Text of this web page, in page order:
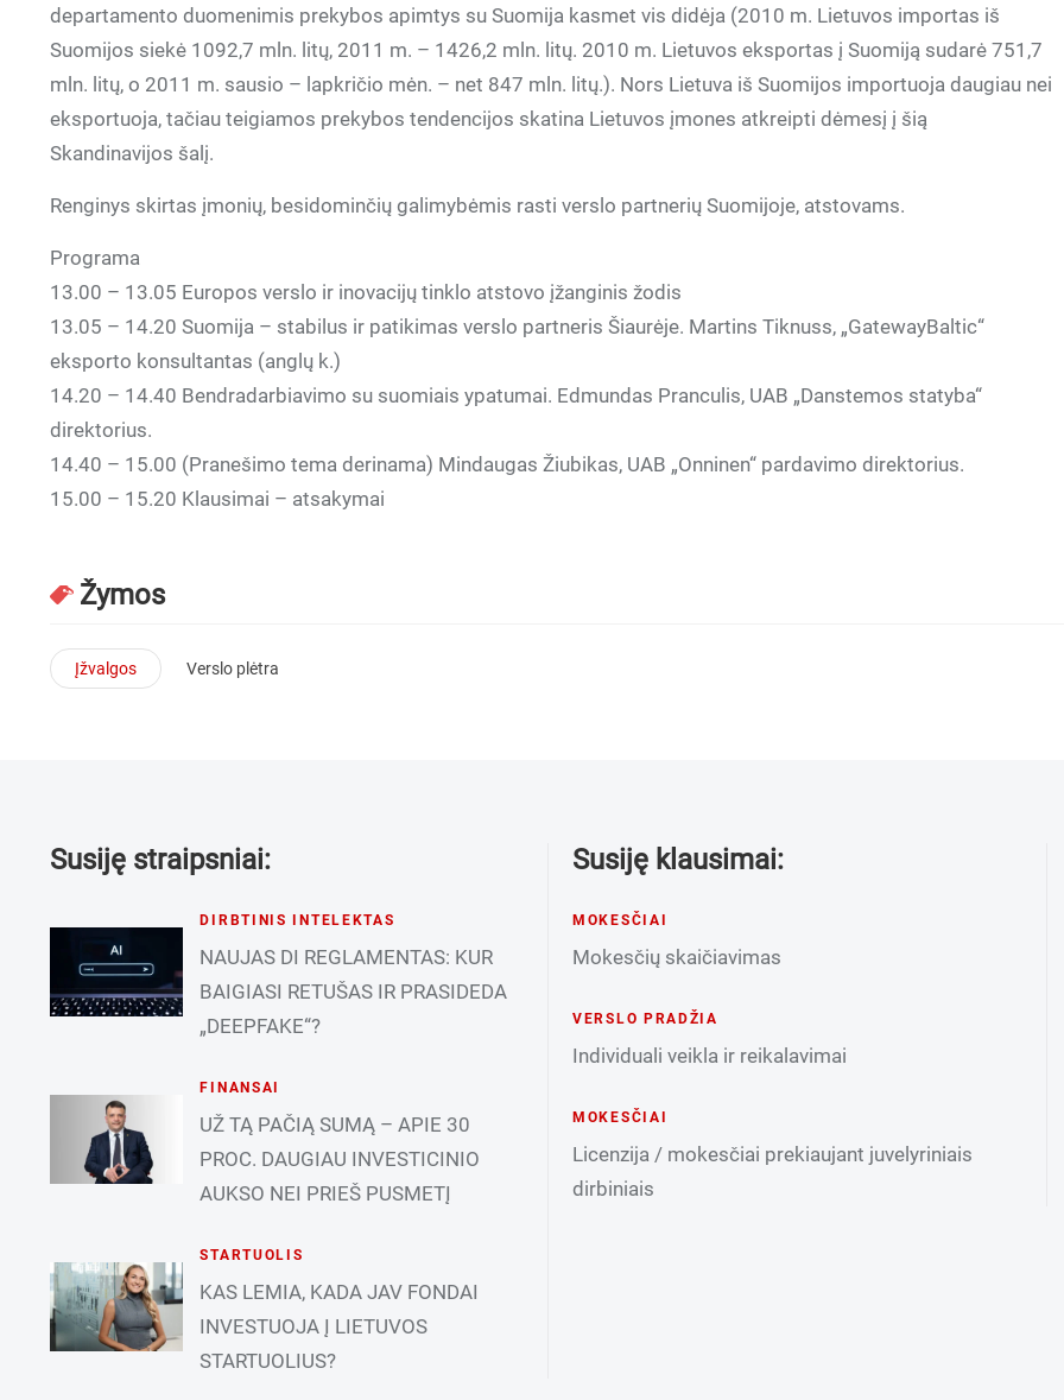
departamento duomenimis prekybos apimtys su Suomija kasmet vis didėja (2010 m. Lietuvos importas iš
Suomijos siekė 1092,7 mln. litų, 2011 m. – 1426,2 mln. litų. 2010 m. Lietuvos eksportas į Suomiją sudarė 751,7
mln. litų, o 2011 m. sausio – lapkričio mėn. – net 847 mln. litų.). Nors Lietuva iš Suomijos importuoja daugiau nei
eksportuoja, tačiau teigiamos prekybos tendencijos skatina Lietuvos įmones atkreipti dėmesį į šią
Skandinavijos šalį.
Renginys skirtas įmonių, besidominčių galimybėmis rasti verslo partnerių Suomijoje, atstovams.
Programa
13.00 – 13.05 Europos verslo ir inovacijų tinklo atstovo įžanginis žodis
13.05 – 14.20 Suomija – stabilus ir patikimas verslo partneris Šiaurėje. Martins Tiknuss, „GatewayBaltic“
eksporto konsultantas (anglų k.)
14.20 – 14.40 Bendradarbiavimo su suomiais ypatumai. Edmundas Pranculis, UAB „Danstemos statyba“
direktorius.
14.40 – 15.00 (Pranešimo tema derinama) Mindaugas Žiubikas, UAB „Onninen“ pardavimo direktorius.
15.00 – 15.20 Klausimai – atsakymai
Žymos
Įžvalgos Verslo plėtra
Susiję straipsniai:
DIRBTINIS INTELEKTAS
NAUJAS DI REGLAMENTAS: KUR
BAIGIASI RETUŠAS IR PRASIDEDA
„DEEPFAKE“?
FINANSAI
UŽ TĄ PAČIĄ SUMĄ – APIE 30
PROC. DAUGIAU INVESTICINIO
AUKSO NEI PRIEŠ PUSMETĮ
STARTUOLIS
KAS LEMIA, KADA JAV FONDAI
INVESTUOJA Į LIETUVOS
STARTUOLIUS?
Susiję klausimai:
MOKESČIAI
Mokesčių skaičiavimas
VERSLO PRADŽIA
Individuali veikla ir reikalavimai
MOKESČIAI
Licenzija / mokesčiai prekiaujant juvelyriniais
dirbiniais